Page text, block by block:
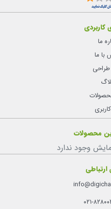
کاربردی
ما
با ما
طراحی
محصولات
وجود ندارد
ارتباطی